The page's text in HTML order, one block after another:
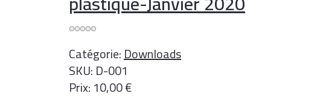
Catégorie:Downloads
SKU:D-001
Prix:10,00€